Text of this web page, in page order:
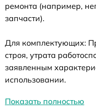
ремонта (например,
запчасти).
Для комплектующих:
строя, утрата
заявленным
использовании.
Показать полностью